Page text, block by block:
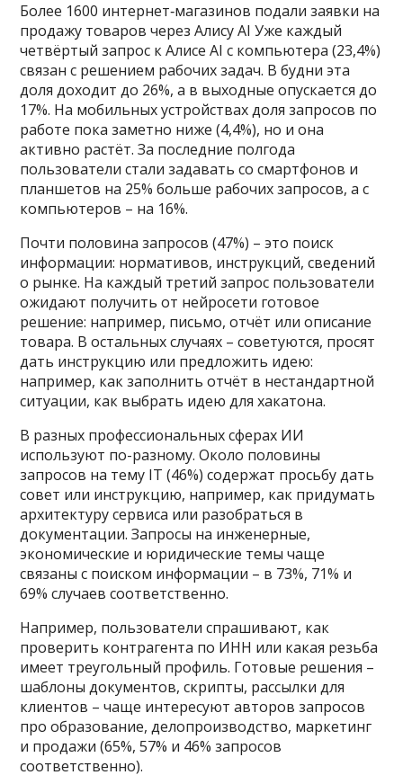
Более 1600 интернет‑магазинов подали заявки на
продажу товаров через Алису AI Уже каждый
четвёртый запрос к Алисе AI с компьютера (23,4%)
связан с решением рабочих задач. В будни эта
доля доходит до 26%, а в выходные опускается до
17%. На мобильных устройствах доля запросов по
работе пока заметно ниже (4,4%), но и она
активно растёт. За последние полгода
пользователи стали задавать со смартфонов и
планшетов на 25% больше рабочих запросов, а с
компьютеров – на 16%.
Почти половина запросов (47%) – это поиск
информации: нормативов, инструкций, сведений
о рынке. На каждый третий запрос пользователи
ожидают получить от нейросети готовое
решение: например, письмо, отчёт или описание
товара. В остальных случаях – советуются, просят
дать инструкцию или предложить идею:
например, как заполнить отчёт в нестандартной
ситуации, как выбрать идею для хакатона.
В разных профессиональных сферах ИИ
используют по-разному. Около половины
запросов на тему IT (46%) содержат просьбу дать
совет или инструкцию, например, как придумать
архитектуру сервиса или разобраться в
документации. Запросы на инженерные,
экономические и юридические темы чаще
связаны с поиском информации – в 73%, 71% и
69% случаев соответственно.
Например, пользователи спрашивают, как
проверить контрагента по ИНН или какая резьба
имеет треугольный профиль. Готовые решения –
шаблоны документов, скрипты, рассылки для
клиентов – чаще интересуют авторов запросов
про образование, делопроизводство, маркетинг
и продажи (65%, 57% и 46% запросов
соответственно).